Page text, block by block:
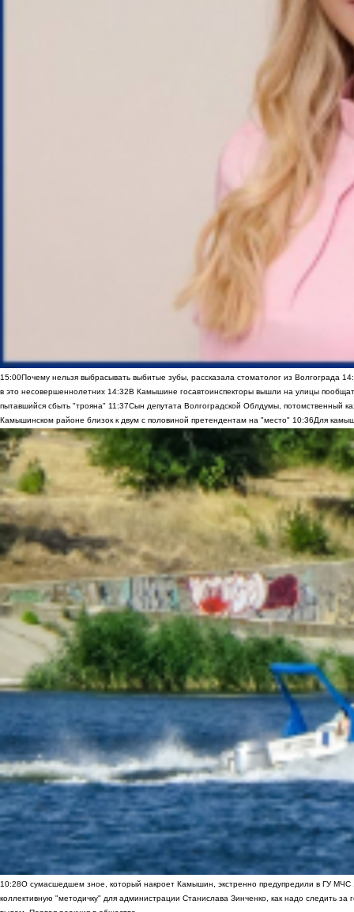
15:00Почему нельзя выбрасывать выбитые зубы, рассказала стоматолог из Волгограда
в это несовершеннолетних 14:32В Камышине госавтоинспекторы вышли на улицы
пытавшийся сбыть "трояна" 11:37Сын депутата Волгоградской Облдумы, потомственный
Камышинском районе близок к двум с половиной претендентам на "место" 10:36Для
10:28О сумасшедшем зное, который накроет Камышин, экстренно предупредили в ГУ МЧС
коллективную "методичку" для администрации Станислава Зинченко, как надо следить за